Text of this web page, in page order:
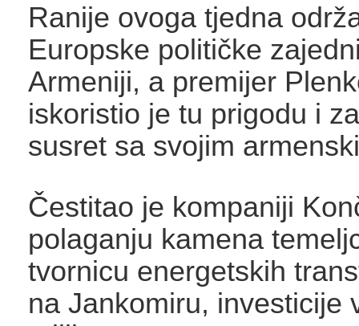
Ranije ovoga tjedna
Europske političke
Armeniji, a premijer
iskoristio je tu prigodu i
susret sa svojim
Čestitao je kompaniji
polaganju kamena
tvornicu energetskih
na Jankomiru, investicije